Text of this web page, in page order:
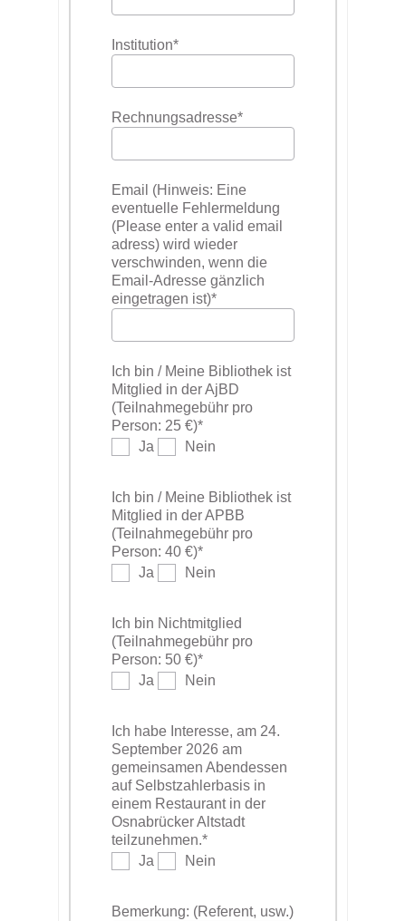
Institution*
Rechnungsadresse*
Email (Hinweis: Eine
eventuelle Fehlermeldung
(Please enter a valid email
adress) wird wieder
verschwinden, wenn die
Email-Adresse gänzlich
eingetragen ist)*
Ich bin / Meine Bibliothek ist
Mitglied in der AjBD
(Teilnahmegebühr pro
Person: 25 €)*
Ja
Nein
Ich bin / Meine Bibliothek ist
Mitglied in der APBB
(Teilnahmegebühr pro
Person: 40 €)*
Ja
Nein
Ich bin Nichtmitglied
(Teilnahmegebühr pro
Person: 50 €)*
Ja
Nein
Ich habe Interesse, am 24.
September 2026 am
gemeinsamen Abendessen
auf Selbstzahlerbasis in
einem Restaurant in der
Osnabrücker Altstadt
teilzunehmen.*
Ja
Nein
Bemerkung: (Referent, usw.)